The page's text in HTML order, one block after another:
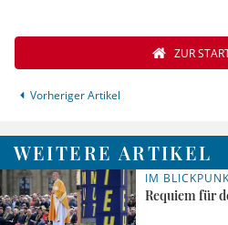
Vorheriger Artikel
ZUR
WEITERE ARTIKEL
IM
Requiem für